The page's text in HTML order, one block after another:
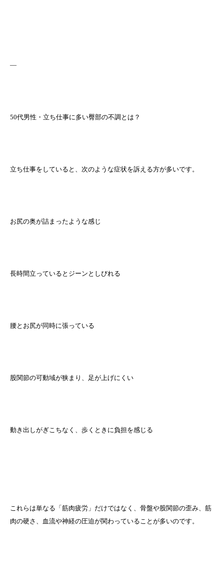
—
50代男性・立ち仕事に多い臀部の不調とは？
立ち仕事をしていると、次のような症状を訴える方が多いです。
お尻の奥が詰まったような感じ
長時間立っているとジーンとしびれる
腰とお尻が同時に張っている
股関節の可動域が狭まり、足が上げにくい
動き出しがぎこちなく、歩くときに負担を感じる
これらは単なる「筋肉疲労」だけではなく、骨盤や股関節の歪み、筋
肉の硬さ、血流や神経の圧迫が関わっていることが多いのです。